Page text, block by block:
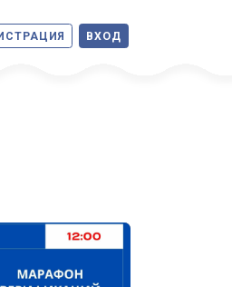
ВХОД